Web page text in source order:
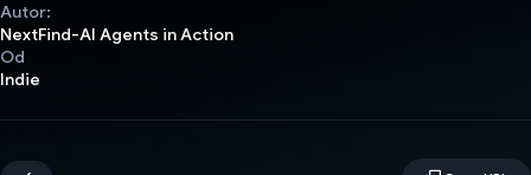
Autor:
NextFind-AI Agents in Action
Od
Indie